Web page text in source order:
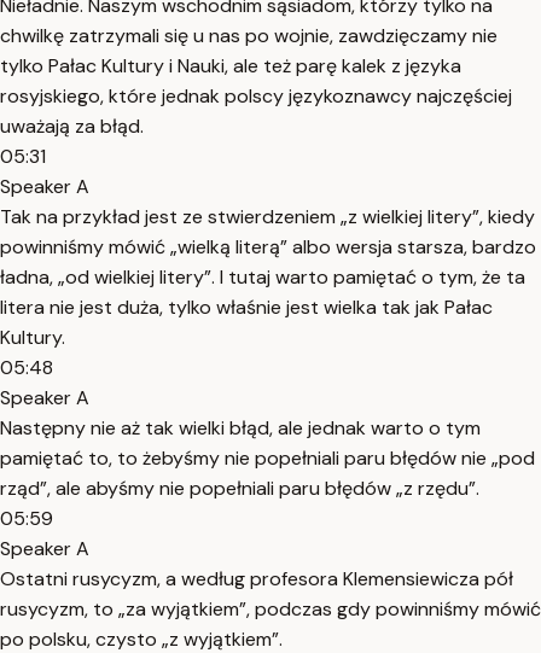
Nieładnie. Naszym wschodnim sąsiadom, którzy tylko na
chwilkę zatrzymali się u nas po wojnie, zawdzięczamy nie
tylko Pałac Kultury i Nauki, ale też parę kalek z języka
rosyjskiego, które jednak polscy językoznawcy najczęściej
uważają za błąd.
05:31
Speaker A
Tak na przykład jest ze stwierdzeniem „z wielkiej litery”, kiedy
powinniśmy mówić „wielką literą” albo wersja starsza, bardzo
ładna, „od wielkiej litery”. I tutaj warto pamiętać o tym, że ta
litera nie jest duża, tylko właśnie jest wielka tak jak Pałac
Kultury.
05:48
Speaker A
Następny nie aż tak wielki błąd, ale jednak warto o tym
pamiętać to, to żebyśmy nie popełniali paru błędów nie „pod
rząd”, ale abyśmy nie popełniali paru błędów „z rzędu”.
05:59
Speaker A
Ostatni rusycyzm, a według profesora Klemensiewicza pół
rusycyzm, to „za wyjątkiem”, podczas gdy powinniśmy mówić
po polsku, czysto „z wyjątkiem”.